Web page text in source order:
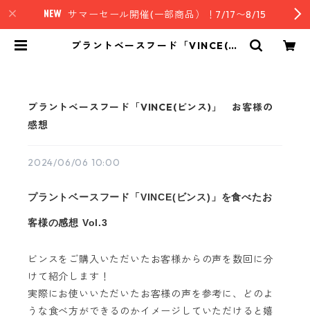
サマーセール開催(一部商品）！7/17〜8/15
プラントベースフード「VINCE(ビ
プラントベースフード「VINCE(ビンス)」 お客様の
感想
2024/06/06 10:00
プラントベースフード「VINCE(ビンス)」を食べたお
客様の感想 Vol.3
ビンスをご購入いただいたお客様からの声を数回に分
けて紹介します！
実際にお使いいただいたお客様の声を参考に、どのよ
うな食べ方ができるのかイメージしていただけると嬉